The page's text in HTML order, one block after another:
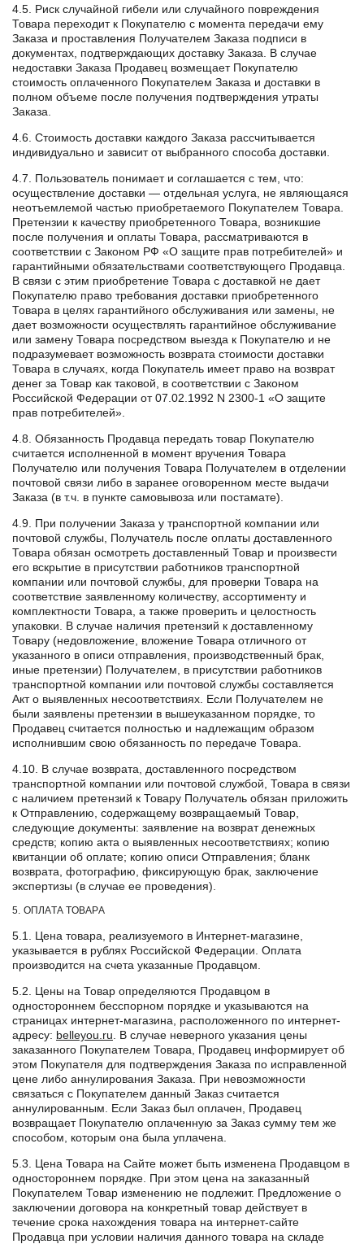
4.5. Риск случайной гибели или случайного повреждения
Товара переходит к Покупателю с момента передачи ему
Заказа и проставления Получателем Заказа подписи в
документах, подтверждающих доставку Заказа. В случае
недоставки Заказа Продавец возмещает Покупателю
стоимость оплаченного Покупателем Заказа и доставки в
полном объеме после получения подтверждения утраты
Заказа.
4.6. Стоимость доставки каждого Заказа рассчитывается
индивидуально и зависит от выбранного способа доставки.
4.7. Пользователь понимает и соглашается с тем, что:
осуществление доставки — отдельная услуга, не являющаяся
неотъемлемой частью приобретаемого Покупателем Товара.
Претензии к качеству приобретенного Товара, возникшие
после получения и оплаты Товара, рассматриваются в
соответствии с Законом РФ «О защите прав потребителей» и
гарантийными обязательствами соответствующего Продавца.
В связи с этим приобретение Товара с доставкой не дает
Покупателю право требования доставки приобретенного
Товара в целях гарантийного обслуживания или замены, не
дает возможности осуществлять гарантийное обслуживание
или замену Товара посредством выезда к Покупателю и не
подразумевает возможность возврата стоимости доставки
Товара в случаях, когда Покупатель имеет право на возврат
денег за Товар как таковой, в соответствии с Законом
Российской Федерации от 07.02.1992 N 2300-1 «О защите
прав потребителей».
4.8. Обязанность Продавца передать товар Покупателю
считается исполненной в момент вручения Товара
Получателю или получения Товара Получателем в отделении
почтовой связи либо в заранее оговоренном месте выдачи
Заказа (в т.ч. в пункте самовывоза или постамате).
4.9. При получении Заказа у транспортной компании или
почтовой службы, Получатель после оплаты доставленного
Товара обязан осмотреть доставленный Товар и произвести
его вскрытие в присутствии работников транспортной
компании или почтовой службы, для проверки Товара на
соответствие заявленному количеству, ассортименту и
комплектности Товара, а также проверить и целостность
упаковки. В случае наличия претензий к доставленному
Товару (недовложение, вложение Товара отличного от
указанного в описи отправления, производственный брак,
иные претензии) Получателем, в присутствии работников
транспортной компании или почтовой службы составляется
Акт о выявленных несоответствиях. Если Получателем не
были заявлены претензии в вышеуказанном порядке, то
Продавец считается полностью и надлежащим образом
исполнившим свою обязанность по передаче Товара.
4.10. В случае возврата, доставленного посредством
транспортной компании или почтовой службой, Товара в связи
с наличием претензий к Товару Получатель обязан приложить
к Отправлению, содержащему возвращаемый Товар,
следующие документы: заявление на возврат денежных
средств; копию акта о выявленных несоответствиях; копию
квитанции об оплате; копию описи Отправления; бланк
возврата, фотографию, фиксирующую брак, заключение
экспертизы (в случае ее проведения).
5. ОПЛАТА ТОВАРА
5.1. Цена товара, реализуемого в Интернет-магазине,
указывается в рублях Российской Федерации. Оплата
производится на счета указанные Продавцом.
5.2. Цены на Товар определяются Продавцом в
одностороннем бесспорном порядке и указываются на
страницах интернет-магазина, расположенного по интернет-
адресу: belleyou.ru . В случае неверного указания цены
заказанного Покупателем Товара, Продавец информирует об
этом Покупателя для подтверждения Заказа по исправленной
цене либо аннулирования Заказа. При невозможности
связаться с Покупателем данный Заказ считается
аннулированным. Если Заказ был оплачен, Продавец
возвращает Покупателю оплаченную за Заказ сумму тем же
способом, которым она была уплачена.
5.3. Цена Товара на Сайте может быть изменена Продавцом в
одностороннем порядке. При этом цена на заказанный
Покупателем Товар изменению не подлежит. Предложение о
заключении договора на конкретный товар действует в
течение срока нахождения товара на интернет-сайте
Продавца при условии наличия данного товара на складе